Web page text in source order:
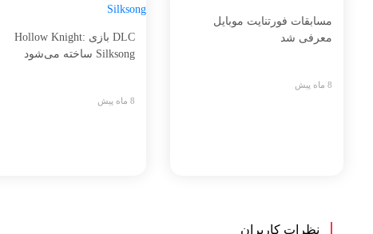
مسابقات فورتنایت موبایل
معرفی شد
8 ماه پیش
DLC بازی Hollow Knight:
Silksong ساخته می‌شود
8 ماه پیش
نظرات کاربران